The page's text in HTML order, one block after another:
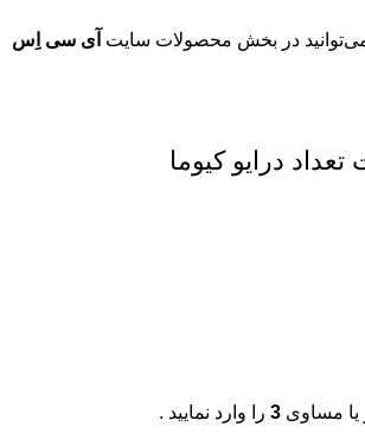
در بخش محصولات سایت آی سی اِس
درایو کیوما
یا مساوی 3 را وارد نمایید .